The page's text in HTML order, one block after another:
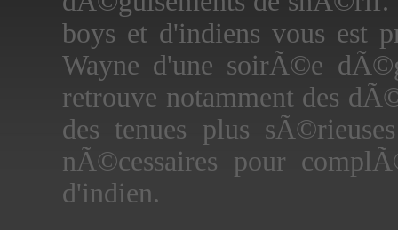
boys et d'indiens vous est
Wayne d'une soirÃ©e
retrouve notamment des
des tenues plus
nÃ©cessaires pour
d'indien.